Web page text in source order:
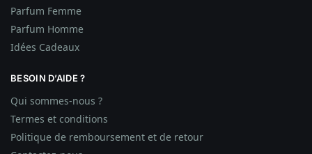
Parfum Femme
Parfum Homme
Idées Cadeaux
BESOIN D’AIDE ?
Qui sommes-nous ?
Termes et conditions
Politique de remboursement et de retour